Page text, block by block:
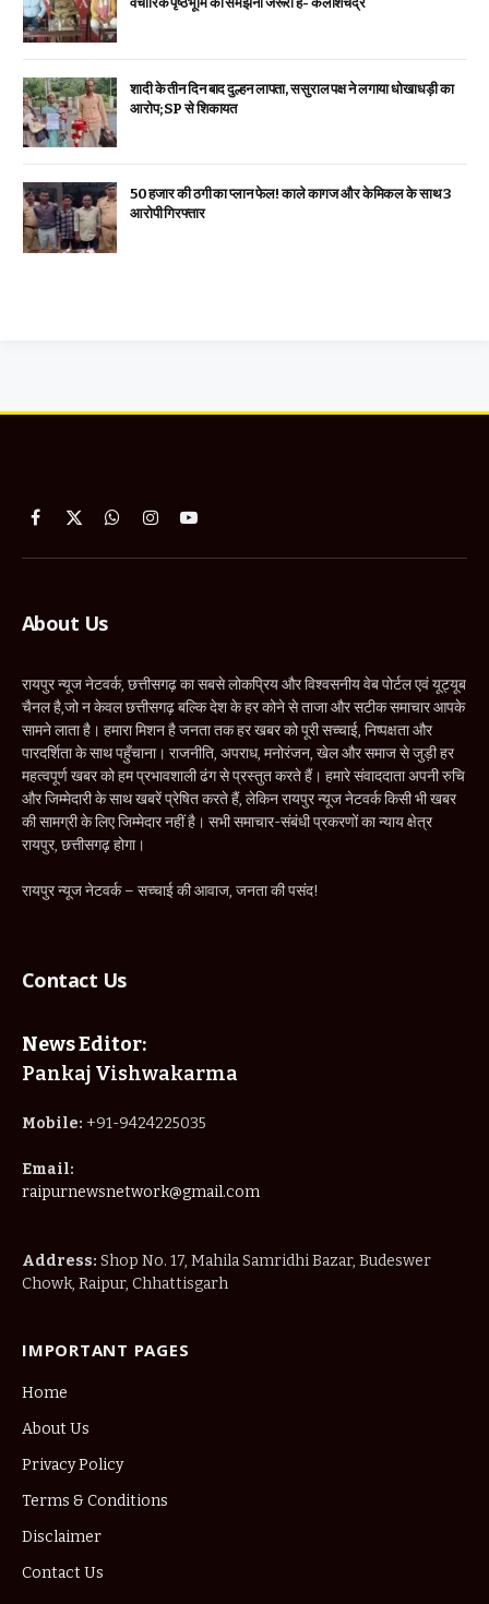
शादी के तीन दिन बाद दुल्हन लापता, ससुराल पक्ष ने लगाया धोखाधड़ी का
आरोप; SP से शिकायत
₹50 हजार की ठगी का प्लान फेल! काले कागज और केमिकल के साथ 3
आरोपी गिरफ्तार
Facebook
X
WhatsApp
InstagramYouTube
About Us
रायपुर न्यूज नेटवर्क, छत्तीसगढ़ का सबसे लोकप्रिय और विश्वसनीय वेब पोर्टल एवं यूट्यूब
चैनल है,जो न केवल छत्तीसगढ़ बल्कि देश के हर कोने से ताजा और सटीक समाचार आपके
सामने लाता है। हमारा मिशन है जनता तक हर खबर को पूरी सच्चाई, निष्पक्षता और
पारदर्शिता के साथ पहुँचाना। राजनीति, अपराध, मनोरंजन, खेल और समाज से जुड़ी हर
महत्वपूर्ण खबर को हम प्रभावशाली ढंग से प्रस्तुत करते हैं। हमारे संवाददाता अपनी रुचि
और जिम्मेदारी के साथ खबरें प्रेषित करते हैं, लेकिन रायपुर न्यूज नेटवर्क किसी भी खबर
की सामग्री के लिए जिम्मेदार नहीं है। सभी समाचार-संबंधी प्रकरणों का न्याय क्षेत्र
रायपुर, छत्तीसगढ़ होगा।
रायपुर न्यूज नेटवर्क – सच्चाई की आवाज, जनता की पसंद!
Contact Us
News Editor:
Pankaj Vishwakarma
Mobile: +91-9424225035
Email:
raipurnewsnetwork@gmail.com
Address: Shop No. 17, Mahila Samridhi Bazar, Budeswer
Chowk, Raipur, Chhattisgarh
IMPORTANT PAGES
Home
About Us
Privacy Policy
Terms & Conditions
Disclaimer
Contact Us